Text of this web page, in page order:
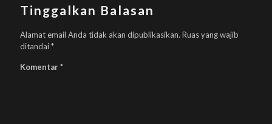
Tinggalkan Balasan
Alamat email Anda tidak akan dipublikasikan. Ruas yang wajib
ditandai*
Komentar*